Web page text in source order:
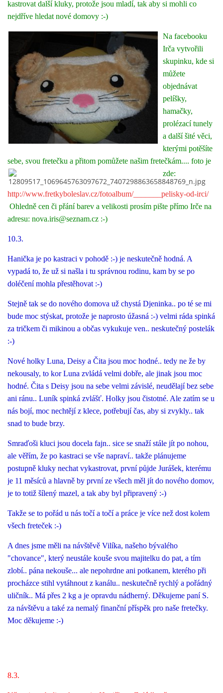
kastrovat další kluky, protože jsou mladí, tak aby si mohli co
nejdříve hledat nové domovy :-)
Na facebooku
Irča vytvořili
skupinku, kde si
můžete
objednávat
pelíšky,
hamačky,
prolézací tunely
a další šité věci,
kterými potěšíte
sebe, svou fretečku a přitom pomůžete našim fretečkám.... foto je
zde:
http://www.fretkyboleslav.cz/fotoalbum/_______pelisky-od-irci/
Ohledně cen či přání barev a velikosti prosím pište přímo Irče na
adresu: nova.iris@seznam.cz :-)
10.3.
Hanička je po kastraci v pohodě :-) je neskutečně hodná. A
vypadá to, že už si našla i tu správnou rodinu, kam by se po
doléčení mohla přestěhovat :-)
Stejně tak se do nového domova už chystá Djeninka.. po té se mi
bude moc stýskat, protože je naprosto úžasná :-) velmi ráda spinká
za tričkem či mikinou a občas vykukuje ven.. neskutečný postelák
:-)
Nové holky Luna, Deisy a Čita jsou moc hodné.. tedy ne že by
nekousaly, to kor Luna zvládá velmi dobře, ale jinak jsou moc
hodné. Čita s Deisy jsou na sebe velmi závislé, neudělají bez sebe
ani ránu.. Luník spinká zvlášť. Holky jsou čistotné. Ale zatím se u
nás bojí, moc nechtějí z klece, potřebují čas, aby si zvykly.. tak
snad to bude brzy.
Smraďoši kluci jsou docela fajn.. sice se snaží stále jít po nohou,
ale věřím, že po kastraci se vše napraví.. takže plánujeme
postupně kluky nechat vykastrovat, první půjde Jurášek, kterému
je 11 měsíců a hlavně by první ze všech měl jít do nového domov,
je to totiž šílený mazel, a tak aby byl připravený :-)
Takže se to pořád u nás točí a točí a práce je více než dost kolem
všech freteček :-)
A dnes jsme měli na návštěvě Vilíka, našeho bývalého
"chovance", který neustále kouše svou majitelku do pat, a tím
zlobí.. pána nekouše... ale nepohrdne ani potkanem, kterého při
procházce stihl vytáhnout z kanálu.. neskutečně rychlý a pořádný
uličník.. Má přes 2 kg a je opravdu nádherný. Děkujeme paní S.
za návštěvu a také za nemalý finanční příspěk pro naše fretečky.
Moc děkujeme :-)
8.3.